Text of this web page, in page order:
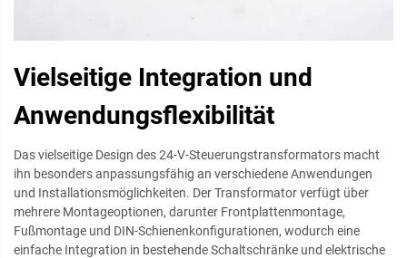
Vielseitige Integration und
Anwendungsflexibilität
Das vielseitige Design des 24-V-Steuerungstransformators macht
ihn besonders anpassungsfähig an verschiedene Anwendungen
und Installationsmöglichkeiten. Der Transformator verfügt über
mehrere Montageoptionen, darunter Frontplattenmontage,
Fußmontage und DIN-Schienenkonfigurationen, wodurch eine
einfache Integration in bestehende Schaltschränke und elektrische